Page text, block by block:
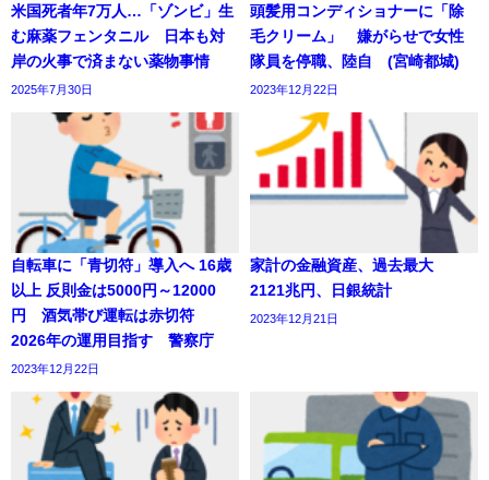
米国死者年7万人…「ゾンビ」生
む麻薬フェンタニル 日本も対
岸の火事で済まない薬物事情
2025年7月30日
頭髪用コンディショナーに「除
毛クリーム」 嫌がらせで女性
隊員を停職、陸自 (宮崎都城)
2023年12月22日
自転車に「青切符」導入へ 16歳
以上 反則金は5000円～12000
円 酒気帯び運転は赤切符
2026年の運用目指す 警察庁
2023年12月22日
家計の金融資産、過去最大
2121兆円、日銀統計
2023年12月21日